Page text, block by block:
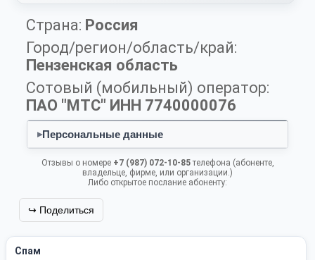
Страна: Россия
Город/регион/область/край:
Пензенская область
Сотовый (мобильный) оператор:
ПАО "МТС" ИНН 7740000076
▸Персональные данные
Отзывы о номере +7 (987) 072-10-85телефона (абоненте,
владельце, фирме, или организации.)
Либо открытое послание абоненту:
↪️ Поделиться
Спам